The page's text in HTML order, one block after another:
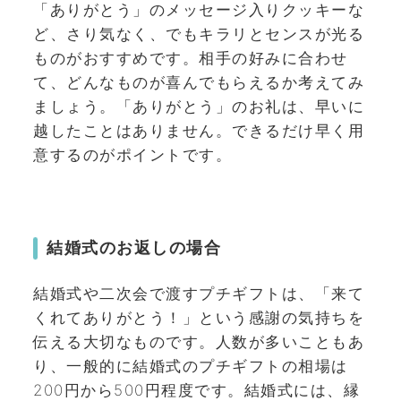
「ありがとう」のメッセージ入りクッキーな
ど、さり気なく、でもキラリとセンスが光る
ものがおすすめです。相手の好みに合わせ
て、どんなものが喜んでもらえるか考えてみ
ましょう。「ありがとう」のお礼は、早いに
越したことはありません。できるだけ早く用
意するのがポイントです。
結婚式のお返しの場合
結婚式や二次会で渡すプチギフトは、「来て
くれてありがとう！」という感謝の気持ちを
伝える大切なものです。人数が多いこともあ
り、一般的に結婚式のプチギフトの相場は
200円から500円程度です。結婚式には、縁